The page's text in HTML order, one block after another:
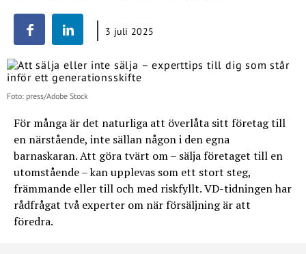
3 juli 2025
Foto: press/Adobe Stock
För många är det naturliga att överlåta sitt företag till
en närstående, inte sällan någon i den egna
barnaskaran. Att göra tvärt om – sälja företaget till en
utomstående – kan upplevas som ett stort steg,
främmande eller till och med riskfyllt. VD-tidningen har
rådfrågat två experter om när försäljning är att
föredra.